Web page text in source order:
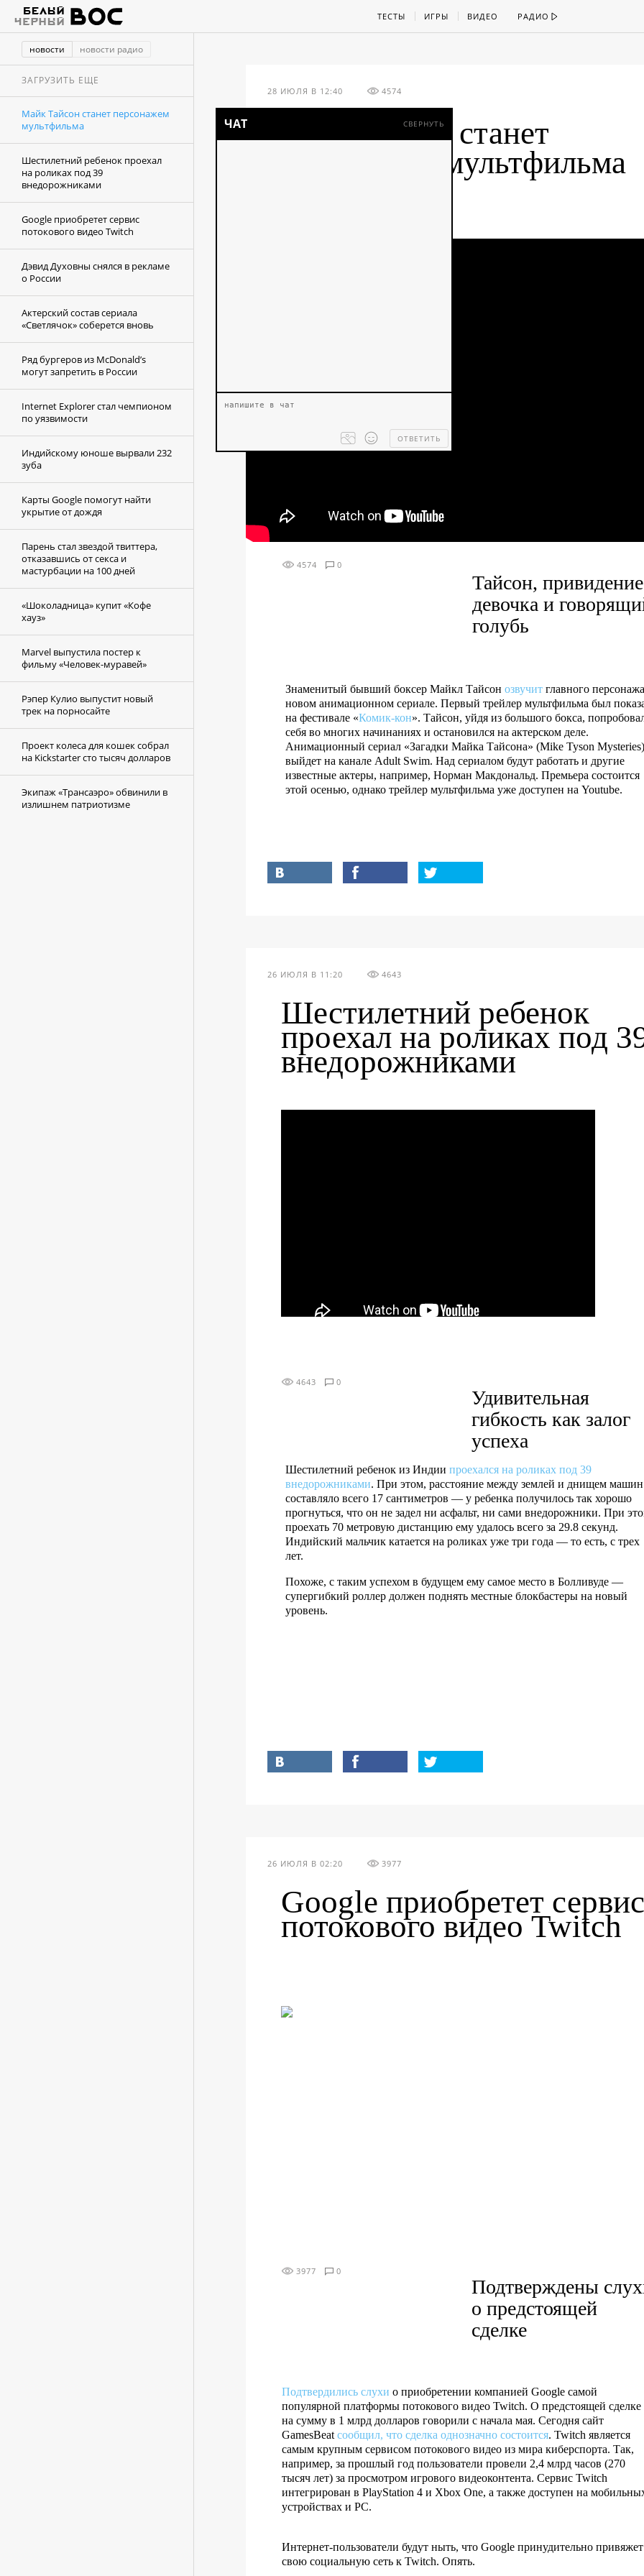
ТЕСТЫ ИГРЫ ВИДЕО РАДИО
ЧАТ СВЕРНУТЬ
ОТВЕТИТЬ
новости новости радио
ЗАГРУЗИТЬ ЕЩЕ
Майк Тайсон станет персонажем
мультфильма
Шестилетний ребенок проехал
на роликах под 39
внедорожниками
Google приобретет сервис
потокового видео Twitch
Дэвид Духовны снялся в рекламе
о России
Актерский состав сериала
«Светлячок» соберется вновь
Ряд бургеров из McDonald’s
могут запретить в России
Internet Explorer стал чемпионом
по уязвимости
Индийскому юноше вырвали 232
зуба
Карты Google помогут найти
укрытие от дождя
Парень стал звездой твиттера,
отказавшись от секса и
мастурбации на 100 дней
«Шоколадница» купит «Кофе
хауз»
Marvel выпустила постер к
фильму «Человек-муравей»
Рэпер Кулио выпустит новый
трек на порносайте
Проект колеса для кошек собрал
на Kickstarter сто тысяч долларов
Экипаж «Трансаэро» обвинили в
излишнем патриотизме
28 ИЮЛЯ В 12:40 4574
Майк Тайсон станет
персонажем мультфильма
4574 0
Тайсон,
девочка и
голубь
Знаменитый бывший боксер Майкл Тайсон озвучит главного
новом анимационном сериале. Первый трейлер мультфильма был
на фестивале «Комик-кон». Тайсон, уйдя из большого бокса,
себя во многих начинаниях и остановился на актерском деле.
Анимационный сериал «Загадки Майка Тайсона» (Mike Tyson Mysteries)
выйдет на канале Adult Swim. Над сериалом будут работать и другие
известные актеры, например, Норман Макдональд. Премьера состоится
этой осенью, однако трейлер мультфильма уже доступен на Youtube.
26 ИЮЛЯ В 11:20 4643
Шестилетний ребенок
проехал на роликах под
внедорожниками
4643 0
Удивительная
гибкость как залог
успеха
Шестилетний ребенок из Индии проехался на роликах под 39
внедорожниками. При этом, расстояние между землей и днищем машин
составляло всего 17 сантиметров — у ребенка получилось так хорошо
прогнуться, что он не задел ни асфальт, ни сами внедорожники. При
проехать 70 метровую дистанцию ему удалось всего за 29.8 секунд.
Индийский мальчик катается на роликах уже три года — то есть, с трех
лет.
Похоже, с таким успехом в будущем ему самое место в Болливуде —
супергибкий роллер должен поднять местные блокбастеры на новый
уровень.
26 ИЮЛЯ В 02:20 3977
Google приобретет сервис
потокового видео Twitch
3977 0
Подтверждены
о предстоящей
сделке
Подтвердились слухи о приобретении компанией Google самой
популярной платформы потокового видео Twitch. О предстоящей сделке
на сумму в 1 млрд долларов говорили с начала мая. Сегодня сайт
GamesBeat сообщил, что сделка однозначно состоится. Twitch является
самым крупным сервисом потокового видео из мира киберспорта. Так,
например, за прошлый год пользователи провели 2,4 млрд часов (270
тысяч лет) за просмотром игрового видеоконтента. Сервис Twitch
интегрирован в PlayStation 4 и Xbox One, а также доступен на
устройствах и PC.
Интернет-пользователи будут ныть, что Google принудительно привяжет
свою социальную сеть к Twitch. Опять.